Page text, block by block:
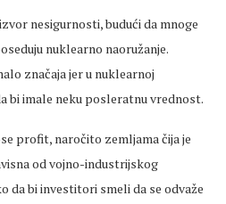
nesigurnosti, budući da mnoge
nuklearno naoružanje.
značaja jer u nuklearnoj
bi imale neku posleratnu vrednost.
profit, naročito zemljama čija je
od vojno-industrijskog
da bi investitori smeli da se odvaže